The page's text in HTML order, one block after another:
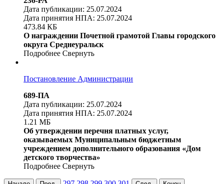
Дата публикации: 25.07.2024
Дата принятия НПА: 25.07.2024
473.84 КБ
О награждении Почетной грамотой Главы городского
округа Среднеуральск
Подробнее Свернуть
Постановление Администрации
689-ПА
Дата публикации: 25.07.2024
Дата принятия НПА: 25.07.2024
1.21 МБ
Об утверждении перечня платных услуг,
оказываемых Муниципальным бюджетным
учреждением дополнительного образования «Дом
детского творчества»
Подробнее Свернуть